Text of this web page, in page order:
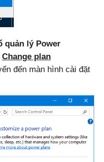
quản lý Power
Change plan
đến màn hình cài đặt